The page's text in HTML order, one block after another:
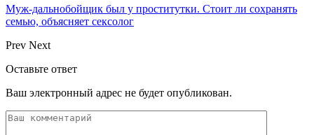
Муж-дальнобойщик был у проститутки. Стоит ли сохранять
семью, объясняет сексолог
Prev Next
Оставьте ответ
Ваш электронный адрес не будет опубликован.